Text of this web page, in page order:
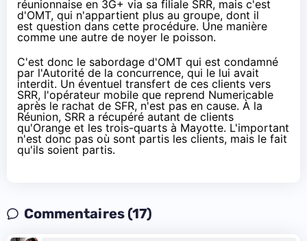
réunionnaise en 3G+ via sa filiale SRR, mais c'est
d'OMT, qui n'appartient plus au groupe, dont il
est question dans cette procédure. Une manière
comme une autre de noyer le poisson.
C'est donc le sabordage d'OMT qui est condamné
par l'Autorité de la concurrence, qui le lui avait
interdit. Un éventuel transfert de ces clients vers
SRR, l'opérateur mobile que reprend Numericable
après le rachat de SFR, n'est pas en cause. À la
Réunion, SRR a récupéré autant de clients
qu'Orange et les trois-quarts à Mayotte. L'important
n'est donc pas où sont partis les clients, mais le fait
qu'ils soient partis.
Commentaires (17)